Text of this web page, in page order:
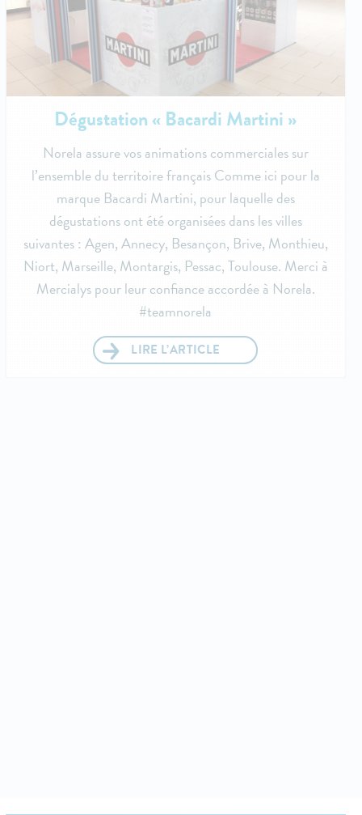
Dégustation « Bacardi Martini »
Norela assure vos animations commerciales sur
l’ensemble du territoire français Comme ici pour la
marque Bacardi Martini, pour laquelle des
dégustations ont été organisées dans les villes
suivantes : Agen, Annecy, Besançon, Brive, Monthieu,
Niort, Marseille, Montargis, Pessac, Toulouse. Merci à
Mercialys pour leur confiance accordée à Norela.
#teamnorela
LIRE L’ARTICLE